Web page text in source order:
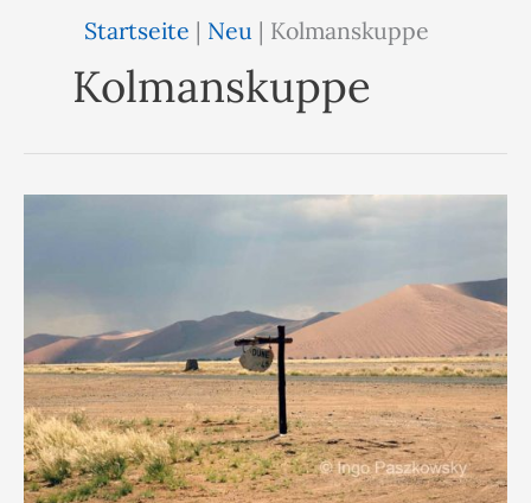
Startseite | Neu | Kolmanskuppe
Kolmanskuppe